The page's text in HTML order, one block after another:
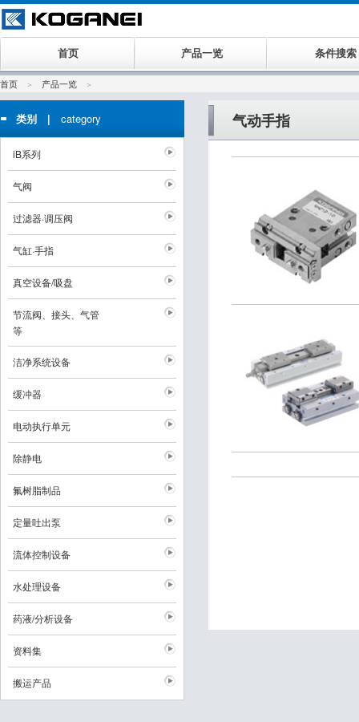
首页 产品一览 条件搜索
首页 产品一览
气动手指
类别 | category
iB系列
气阀
过滤器·调压阀
气缸·手指
真空设备/吸盘
节流阀、接头、气管
等
洁净系统设备
缓冲器
电动执行单元
除静电
氟树脂制品
定量吐出泵
流体控制设备
水处理设备
药液/分析设备
资料集
搬运产品